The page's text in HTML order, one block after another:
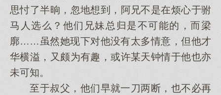
思忖了半晌，忽地想到，阿兄不是在烦心于驸
马人选么？他们兄妹总归是不可能的，而梁
廓……虽然她现下对他没有太多情意，但他才
华横溢，又颇为有趣，或许某天钟情于他也亦
未可知。
至于叔父，他们早就一刀两断，也不必再